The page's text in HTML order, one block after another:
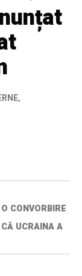
,
CONVORBIRE
UCRAINA A